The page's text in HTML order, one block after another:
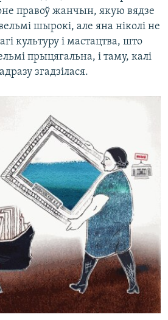
правоў жанчын, якую вядзе
шырокі, але яна ніколі не
культуру і мастацтва, што
прыцягальна, і таму, калі
згадзілася.